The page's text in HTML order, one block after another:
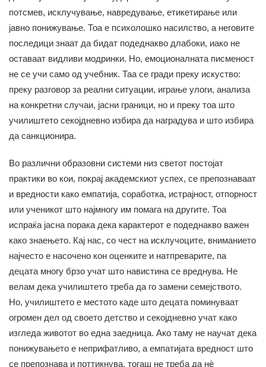
потсмев, исклучување, навредување, етикетирање или
јавно понижување. Тоа е психолошко насилство, а неговите
последици знаат да бидат подеднакво длабоки, иако не
оставаат видливи модринки. Но, емоционалната писменост
не се учи само од учебник. Таа се гради преку искуство:
преку разговор за реални ситуации, играње улоги, анализа
на конкретни случаи, јасни граници, но и преку тоа што
училиштето секојдневно избира да наградува и што избира
да санкционира.
Во различни образовни системи низ светот постојат
практики во кои, покрај академскиот успех, се препознаваат
и вредности како емпатија, соработка, истрајност, отпорност
или ученикот што најмногу им помага на другите. Тоа
испраќа јасна порака дека карактерот е подеднакво важен
како знаењето. Кај нас, со чест на исклучоците, вниманието
најчесто е насочено кон оценките и натпреварите, па
децата многу брзо учат што навистина се вреднува. Не
велам дека училиштето треба да го замени семејството.
Но, училиштето е местото каде што децата поминуваат
огромен дел од своето детство и секојдневно учат како
изгледа животот во една заедница. Ако таму не научат дека
понижувањето е неприфатливо, а емпатијата вредност што
се препознава и поттикнува, тогаш не треба да нè